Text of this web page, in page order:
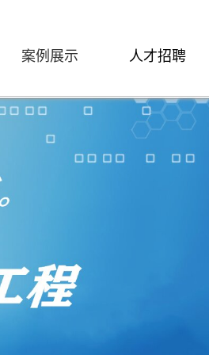
案例展示 人才招聘